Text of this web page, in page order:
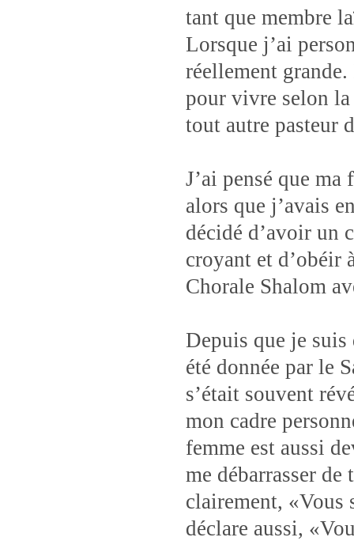
tant que membre
Lorsque j’ai
réellement
pour vivre selon
tout autre pasteur
J’ai pensé que
alors que j’avais
décidé d’avoir un
croyant et d’obéir
Chorale Shalom
Depuis que je
été donnée par le
s’était souvent
mon cadre
femme est aussi
me débarrasser
clairement, «Vous
déclare aussi,